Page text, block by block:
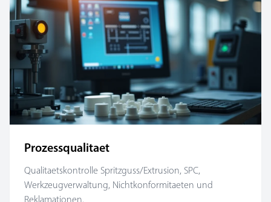
Prozessqualitaet
Qualitaetskontrolle Spritzguss/Extrusion, SPC,
Werkzeugverwaltung, Nichtkonformitaeten und
Reklamationen.